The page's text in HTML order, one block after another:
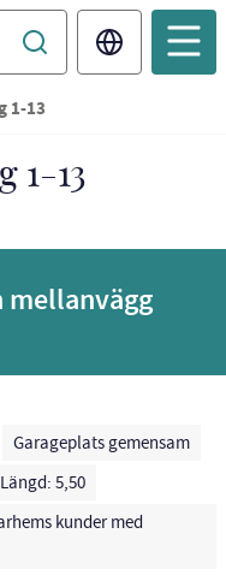
Translate
1-13
1-13
mellanvägg
Garageplats gemensam
Längd: 5,50
kunder med